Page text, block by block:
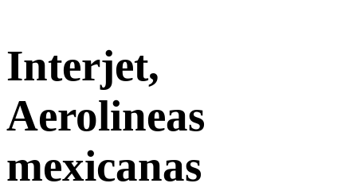
Interjet,
Aerolineas
mexicanas